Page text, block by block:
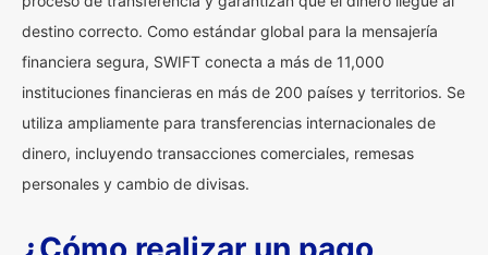
destino correcto. Como estándar global para la mensajería
financiera segura, SWIFT conecta a más de 11,000
instituciones financieras en más de 200 países y territorios. Se
utiliza ampliamente para transferencias internacionales de
dinero, incluyendo transacciones comerciales, remesas
personales y cambio de divisas.